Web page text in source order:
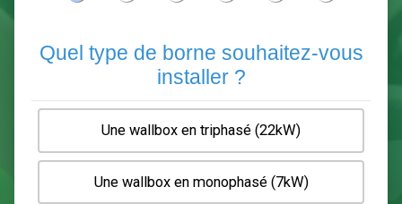
En 5 minutes, demandez3 devis comparatifs
Gratuit, sans pub et sans engagement.
2 3 6
Quel type de borne souhaitez-
installer ?